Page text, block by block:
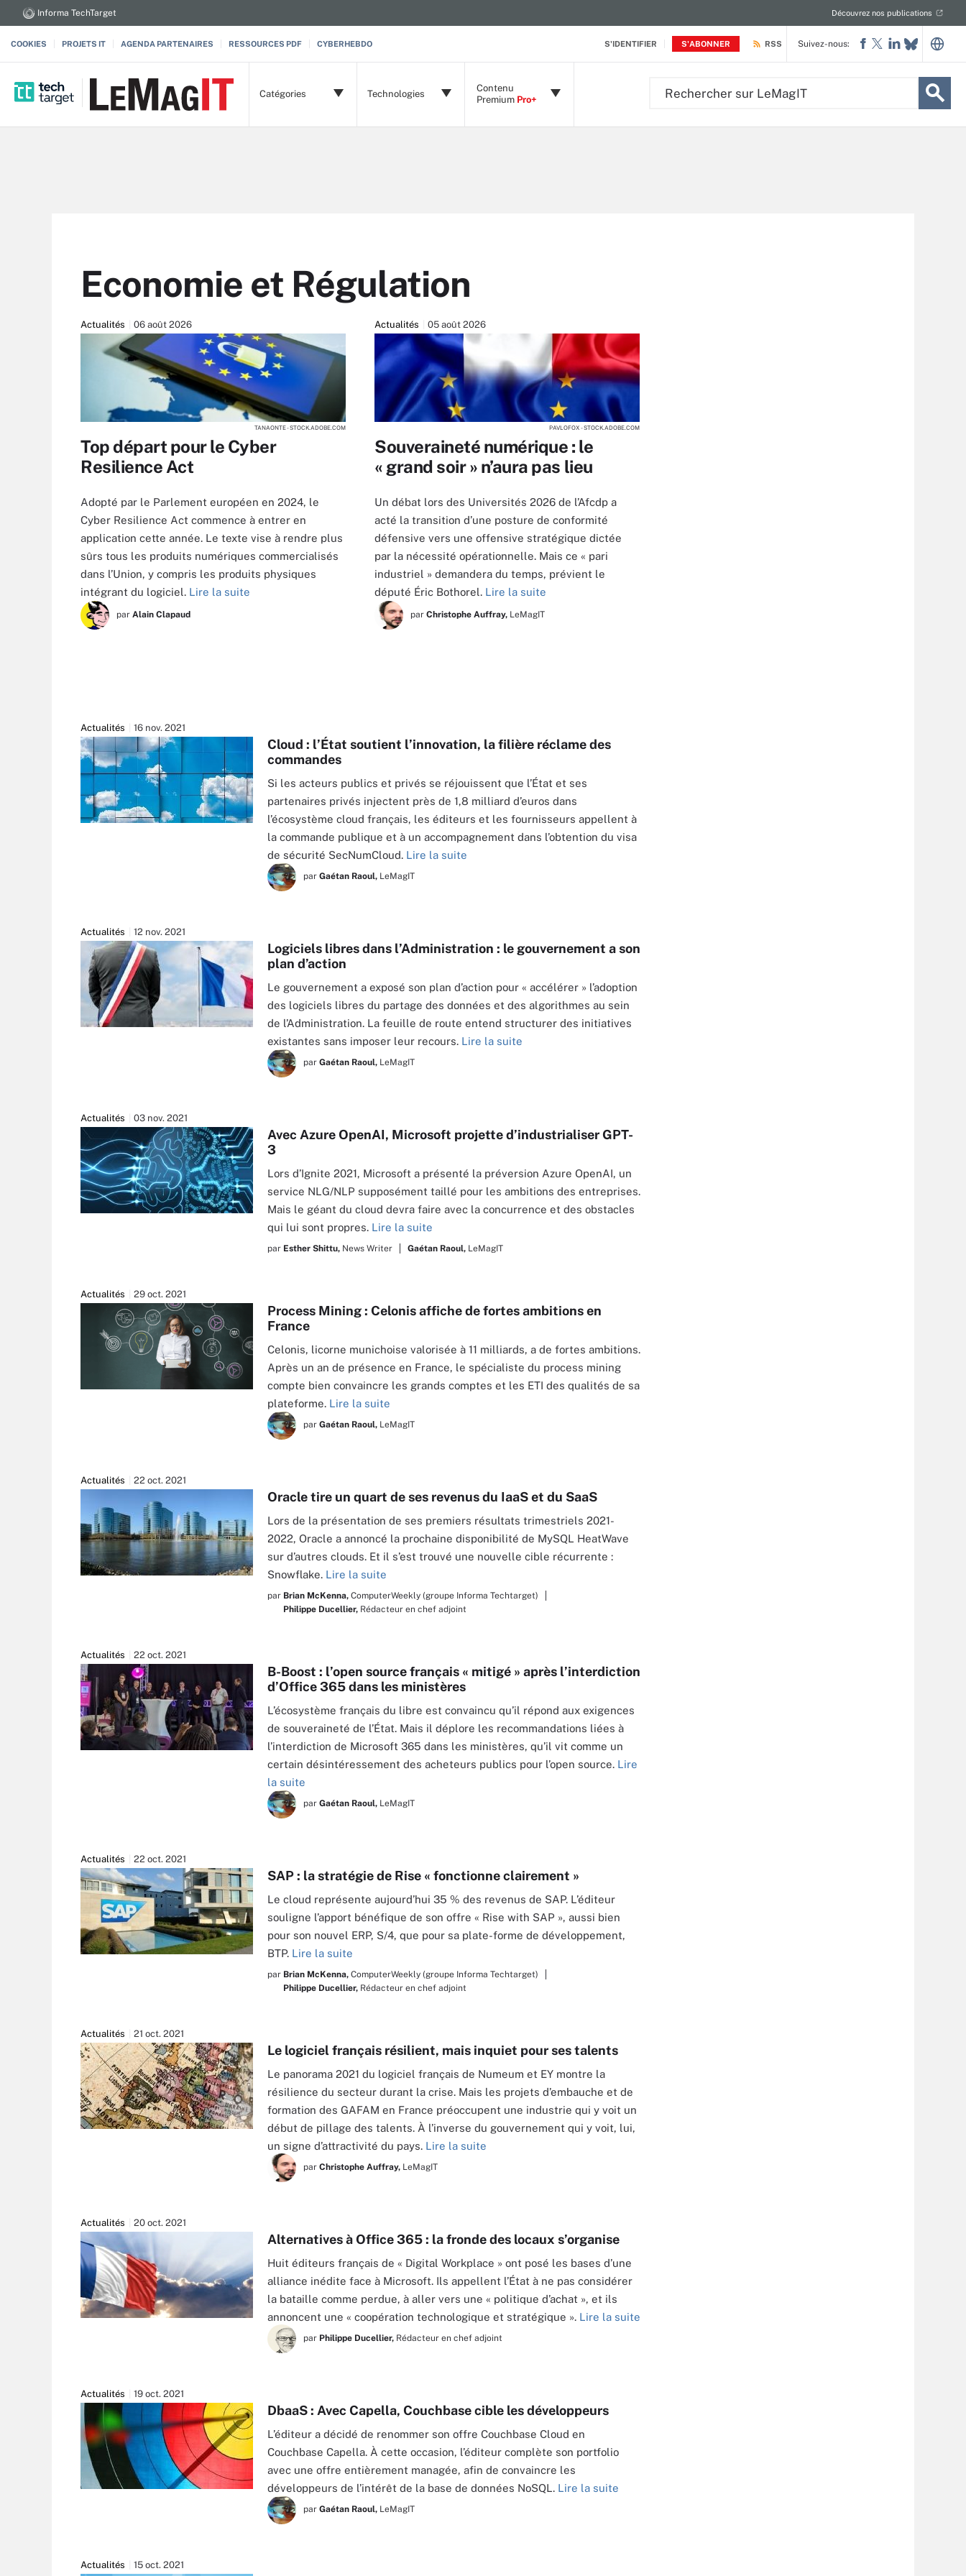
S'IDENTIFIER S'ABONNER
Informa TechTarget Découvrez nos publications
COOKIES PROJETS IT AGENDA PARTENAIRES RESSOURCES PDF CYBERHEBDO RSS
Catégories Technologies
Contenu
Premium Pro+
Suivez-nous:
Economie et Régulation
Actualités 06 août 2026
TANAONTE - STOCK.ADOBE.COM
Top départ pour le Cyber
Resilience Act
Adopté par le Parlement européen en 2024, le
Cyber Resilience Act commence à entrer en
application cette année. Le texte vise à rendre plus
sûrs tous les produits numériques commercialisés
dans l’Union, y compris les produits physiques
intégrant du logiciel. Lire la suite
par Alain Clapaud
Actualités 05 août 2026
PAVLOFOX - STOCK.ADOBE.COM
Souveraineté numérique : le
« grand soir » n’aura pas lieu
Un débat lors des Universités 2026 de l’Afcdp a
acté la transition d’une posture de conformité
défensive vers une offensive stratégique dictée
par la nécessité opérationnelle. Mais ce « pari
industriel » demandera du temps, prévient le
député Éric Bothorel. Lire la suite
par Christophe Auffray, LeMagIT
Actualités 16 nov. 2021
Cloud : l’État soutient l’innovation, la filière réclame des
commandes
Si les acteurs publics et privés se réjouissent que l’État et ses
partenaires privés injectent près de 1,8 milliard d’euros dans
l’écosystème cloud français, les éditeurs et les fournisseurs appellent à
la commande publique et à un accompagnement dans l’obtention du visa
de sécurité SecNumCloud. Lire la suite
par Gaétan Raoul, LeMagIT
Actualités 12 nov. 2021
Logiciels libres dans l’Administration : le gouvernement a son
plan d’action
Le gouvernement a exposé son plan d’action pour « accélérer » l’adoption
des logiciels libres du partage des données et des algorithmes au sein
de l’Administration. La feuille de route entend structurer des initiatives
existantes sans imposer leur recours. Lire la suite
par Gaétan Raoul, LeMagIT
Actualités 03 nov. 2021
Avec Azure OpenAI, Microsoft projette d’industrialiser GPT-
3
Lors d’Ignite 2021, Microsoft a présenté la préversion Azure OpenAI, un
service NLG/NLP supposément taillé pour les ambitions des entreprises.
Mais le géant du cloud devra faire avec la concurrence et des obstacles
qui lui sont propres. Lire la suite
par Esther Shittu, News Writer Gaétan Raoul, LeMagIT
Actualités 29 oct. 2021
Process Mining : Celonis affiche de fortes ambitions en
France
Celonis, licorne munichoise valorisée à 11 milliards, a de fortes ambitions.
Après un an de présence en France, le spécialiste du process mining
compte bien convaincre les grands comptes et les ETI des qualités de sa
plateforme. Lire la suite
par Gaétan Raoul, LeMagIT
Actualités 22 oct. 2021
Oracle tire un quart de ses revenus du IaaS et du SaaS
Lors de la présentation de ses premiers résultats trimestriels 2021-
2022, Oracle a annoncé la prochaine disponibilité de MySQL HeatWave
sur d’autres clouds. Et il s’est trouvé une nouvelle cible récurrente :
Snowflake. Lire la suite
par Brian McKenna, ComputerWeekly (groupe Informa Techtarget)
Philippe Ducellier, Rédacteur en chef adjoint
Actualités 22 oct. 2021
B-Boost : l’open source français « mitigé » après l’interdiction
d’Office 365 dans les ministères
L’écosystème français du libre est convaincu qu’il répond aux exigences
de souveraineté de l’État. Mais il déplore les recommandations liées à
l’interdiction de Microsoft 365 dans les ministères, qu’il vit comme un
certain désintéressement des acheteurs publics pour l’open source. Lire
la suite
par Gaétan Raoul, LeMagIT
Actualités 22 oct. 2021
SAP : la stratégie de Rise « fonctionne clairement »
Le cloud représente aujourd’hui 35 % des revenus de SAP. L’éditeur
souligne l’apport bénéfique de son offre « Rise with SAP », aussi bien
pour son nouvel ERP, S/4, que pour sa plate-forme de développement,
BTP. Lire la suite
par Brian McKenna, ComputerWeekly (groupe Informa Techtarget)
Philippe Ducellier, Rédacteur en chef adjoint
Actualités 21 oct. 2021
Le logiciel français résilient, mais inquiet pour ses talents
Le panorama 2021 du logiciel français de Numeum et EY montre la
résilience du secteur durant la crise. Mais les projets d’embauche et de
formation des GAFAM en France préoccupent une industrie qui y voit un
début de pillage des talents. À l’inverse du gouvernement qui y voit, lui,
un signe d’attractivité du pays. Lire la suite
par Christophe Auffray, LeMagIT
Actualités 20 oct. 2021
Alternatives à Office 365 : la fronde des locaux s’organise
Huit éditeurs français de « Digital Workplace » ont posé les bases d’une
alliance inédite face à Microsoft. Ils appellent l’État à ne pas considérer
la bataille comme perdue, à aller vers une « politique d’achat », et ils
annoncent une « coopération technologique et stratégique ». Lire la suite
par Philippe Ducellier, Rédacteur en chef adjoint
Actualités 19 oct. 2021
DbaaS : Avec Capella, Couchbase cible les développeurs
L’éditeur a décidé de renommer son offre Couchbase Cloud en
Couchbase Capella. À cette occasion, l’éditeur complète son portfolio
avec une offre entièrement managée, afin de convaincre les
développeurs de l’intérêt de la base de données NoSQL. Lire la suite
par Gaétan Raoul, LeMagIT
Actualités 15 oct. 2021